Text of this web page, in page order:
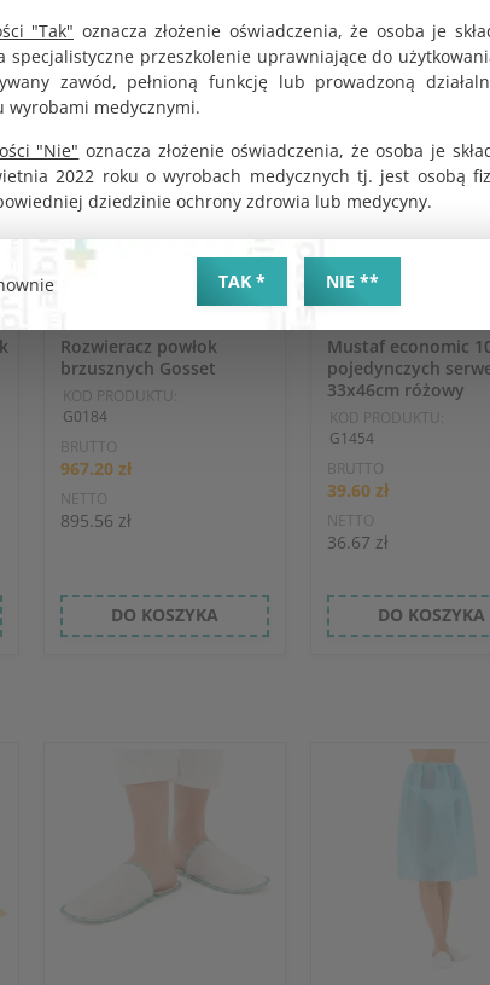
"Tak" oznacza złożenie oświadczenia, że osoba je
specjalistyczne przeszkolenie uprawniające do
zawód, pełnioną funkcję lub prowadzoną
wyrobami medycznymi.
"Nie" oznacza złożenie oświadczenia, że osoba je
2022 roku o wyrobach medycznych tj. jest osobą
dziedzinie ochrony zdrowia lub medycyny.
TAK * NIE **
Rozwieracz powłok
brzusznych Gosset
KOD PRODUKTU:
G0184
BRUTTO
967.20 zł
NETTO
895.56 zł
DO KOSZYKA
Mustaf economic
pojedynczych
33x46cm różowy
KOD PRODUKTU:
G1454
BRUTTO
39.60 zł
NETTO
36.67 zł
DO KOSZYKA